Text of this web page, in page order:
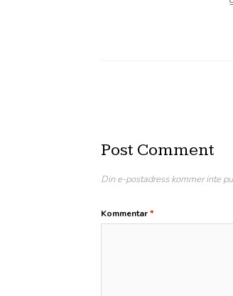
Post Comment
Din e-postadress kommer inte
Kommentar*